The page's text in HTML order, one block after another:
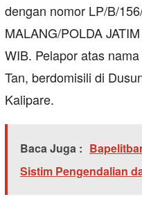
dengan nomor LP/B/
MALANG/POLDA
WIB. Pelapor atas
Tan, berdomisili di
Kalipare.
Baca Juga :
Sistim Pengendalian